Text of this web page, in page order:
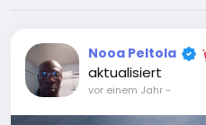
Nooa Peltola
aktualisiert
vor einem Jahr-